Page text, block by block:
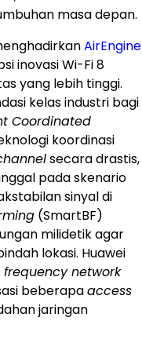
masa depan.
AirEngine
inovasi Wi-Fi 8
yang lebih tinggi.
kelas industri bagi
Coordinated
koordinasi
secara drastis,
pada skenario
sinyal di
(SmartBF)
milidetik agar
lokasi. Huawei
network
beberapaaccess
jaringan